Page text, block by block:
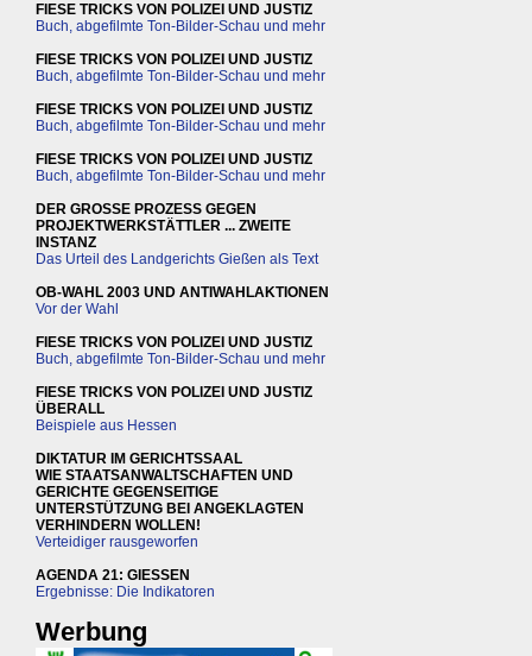
FIESE TRICKS VON POLIZEI UND JUSTIZ
Buch, abgefilmte Ton-Bilder-Schau und mehr
FIESE TRICKS VON POLIZEI UND JUSTIZ
Buch, abgefilmte Ton-Bilder-Schau und mehr
FIESE TRICKS VON POLIZEI UND JUSTIZ
Buch, abgefilmte Ton-Bilder-Schau und mehr
FIESE TRICKS VON POLIZEI UND JUSTIZ
Buch, abgefilmte Ton-Bilder-Schau und mehr
DER GROSSE PROZESS GEGEN
PROJEKTWERKSTÄTTLER ... ZWEITE
INSTANZ
Das Urteil des Landgerichts Gießen als Text
OB-WAHL 2003 UND ANTIWAHLAKTIONEN
Vor der Wahl
FIESE TRICKS VON POLIZEI UND JUSTIZ
Buch, abgefilmte Ton-Bilder-Schau und mehr
FIESE TRICKS VON POLIZEI UND JUSTIZ
ÜBERALL
Beispiele aus Hessen
DIKTATUR IM GERICHTSSAAL
WIE STAATSANWALTSCHAFTEN UND
GERICHTE GEGENSEITIGE
UNTERSTÜTZUNG BEI ANGEKLAGTEN
VERHINDERN WOLLEN!
Verteidiger rausgeworfen
AGENDA 21: GIESSEN
Ergebnisse: Die Indikatoren
Werbung